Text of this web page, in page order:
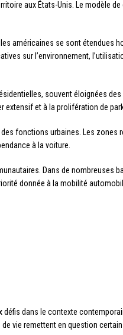
aux États-Unis. Le modèle
américaines se sont étendues
sur l’environnement,
souvent éloignées
et à la prolifération de
fonctions urbaines. Les
à la voiture.
Dans de nombreuses
donnée à la mobilité
dans le contexte
vie remettent en question